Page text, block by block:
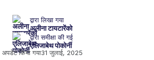
द्वारा लिखा गया
अलीना टायटारेंको
द्वारा समीक्षा की गई
एलिजाबेथ पोकोर्नी
अपडेट किया गया31 जुलाई, 2025